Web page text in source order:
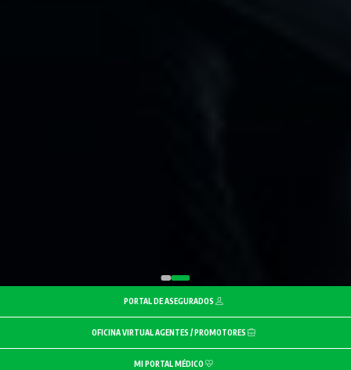
PORTAL DE ASEGURADOS
OFICINA VIRTUAL AGENTES / PROMOTORES
MI PORTAL MÉDICO